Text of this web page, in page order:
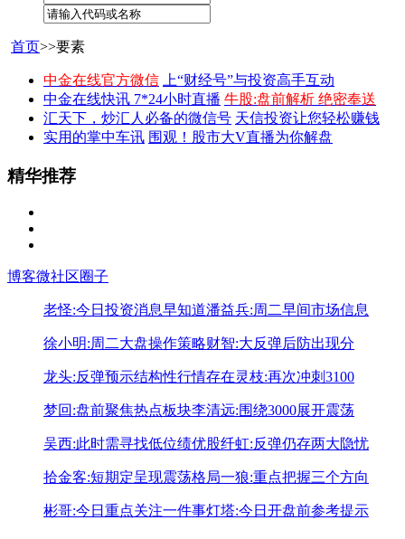
首页>>要素
中金在线官方微信
上“财经号”与投资高手互动
中金在线快讯 7*24小时直播 牛股:盘前解析 绝密奉送
汇天下，炒汇人必备的微信号 天信投资让您轻松赚钱
实用的掌中车讯 围观！股市大V直播为你解盘
精华推荐
博客微社区圈子
老怪:今日投资消息早知道潘益兵:周二早间市场信息
徐小明:周二大盘操作策略财智:大反弹后防出现分
龙头:反弹预示结构性行情存在灵枝:再次冲刺3100
梦回:盘前聚焦热点板块李清远:围绕3000展开震荡
吴西:此时需寻找低位绩优股纤虹:反弹仍存两大隐忧
拾金客:短期定呈现震荡格局一狼:重点把握三个方向
彬哥:今日重点关注一件事灯塔:今日开盘前参考提示